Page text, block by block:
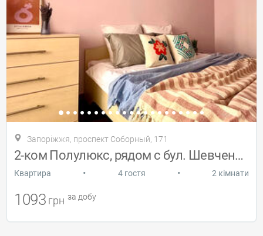
Запоріжжя, проспект Соборный, 171
2-ком Полулюкс, рядом с бул. Шевченко
Квартира • 4 гостя • 2 кімнати
1093 грн за добу